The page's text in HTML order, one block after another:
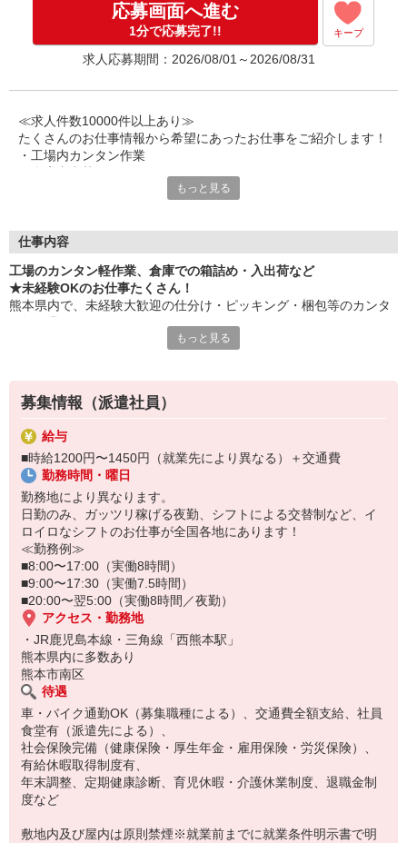
応募画面へ進む
1分で応募完了!! キープ
求人応募期間：2026/08/01～2026/08/31
≪求人件数10000件以上あり≫
たくさんのお仕事情報から希望にあったお仕事をご紹介します！
・工場内カンタン作業
≪性別問わずご活躍中！≫
車通勤・バイク通勤OKも多数あり！「交通費支給OK！」
自宅から通いやすいお仕事お探しの方もぜひご登録下さい☆
勤務実績に応じて給与の一部を給料日前にお支払いOK
※原則月払いでの給与支払です。
＜あんしん資格取得制度＞
就業中の方にはフォークリフト・クレーン・玉掛け・溶接の資格
取得を全力サポート！講習料・受験料を全額当社負担します。
もっと見る
仕事内容
工場のカンタン軽作業、倉庫での箱詰め・入出荷など
★未経験OKのお仕事たくさん！
熊本県内で、未経験大歓迎の仕分け・ピッキング・梱包等のカンタ
もっと見る
募集情報（派遣社員）
給与
■時給1200円〜1450円（就業先により異なる）＋交通費
勤務時間・曜日
勤務地により異なります。
日勤のみ、ガッツリ稼げる夜勤、シフトによる交替制など、イ
ロイロなシフトのお仕事が全国各地にあります！
≪勤務例≫
■8:00〜17:00（実働8時間）
■9:00〜17:30（実働7.5時間）
■20:00〜翌5:00（実働8時間／夜勤）
アクセス・勤務地
・JR鹿児島本線・三角線「西熊本駅」
熊本県内に多数あり
熊本市南区
待遇
車・バイク通勤OK（募集職種による）、交通費全額支給、社員
食堂有（派遣先による）、
社会保険完備（健康保険・厚生年金・雇用保険・労災保険）、
有給休暇取得制度有、
年末調整、定期健康診断、育児休暇・介護休業制度、退職金制
度など
敷地内及び屋内は原則禁煙※就業前までに就業条件明示書で明